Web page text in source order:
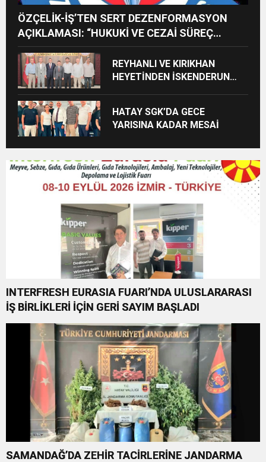
ÖZÇELİK-İŞ’TEN SERT DEZENFORMASYON
AÇIKLAMASI: “HUKUKİ VE CEZAİ SÜREÇ
BAŞLATILDI”
REYHANLI VE KIRIKHAN
HEYETİNDEN İSKENDERUN
HATAY SGK’DA GECE
YARISINA KADAR MESAİ
INTERFRESH EURASIA FUARI’NDA ULUSLARARASI
İŞ BİRLİKLERİ İÇİN GERİ SAYIM BAŞLADI
SAMANDAĞ’DA ZEHİR TACİRLERİNE JANDARMA